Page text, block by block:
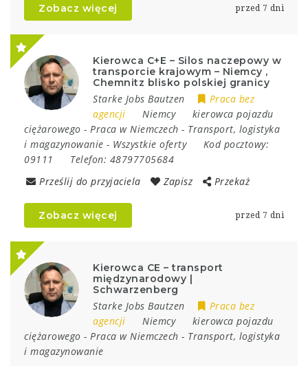
Zobacz więcej przed 7 dni
Kierowca C+E – Silos naczepowy w
transporcie krajowym – Niemcy ,
Chemnitz blisko polskiej granicy
Starke Jobs Bautzen
Praca bez
agencji
Niemcy
kierowca pojazdu
ciężarowego - Praca w Niemczech - Transport, logistyka
i magazynowanie - Wszystkie oferty
Kod pocztowy:
09111
Telefon: 48797705684
Prześlij do przyjaciela
Zapisz Przekaż
Zobacz więcej przed 7 dni
Kierowca CE – transport
międzynarodowy |
Schwarzenberg
Starke Jobs Bautzen
Praca bez
agencji
Niemcy
kierowca pojazdu
ciężarowego - Praca w Niemczech - Transport, logistyka
i magazynowanie